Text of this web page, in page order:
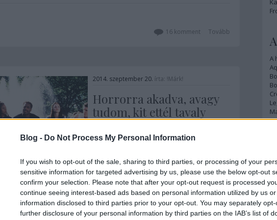
Blog - Do Not Process My Personal Information
If you wish to opt-out of the sale, sharing to third parties, or processing of your
sensitive information for targeted advertising by us, please use the below opt-out
confirm your selection. Please note that after your opt-out request is processed
continue seeing interest-based ads based on personal information utilized by us
information disclosed to third parties prior to your opt-out. You may separately
further disclosure of your personal information by third parties on the IAB’s list of
Tovább
16komment
2014. szeptember 20. írta: !Márk!
Horrorra akadva, avagy
tudom, kit ettél tavaly
nyárson / Scary Movie
(2000)
szintén gyengébb negyedik rész miatt
ma már az emberek inkább a
szitkozódás keretei között veszik elő a
Horrorra akadva kifejezést. Pedig az
újabb generáció egyik kultikussá vált
vígjátéka nem ezt érdemelné. És bizony,
Tovább
13komment
A